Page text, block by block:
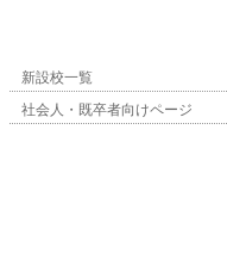
新設校一覧
社会人・既卒者向けページ